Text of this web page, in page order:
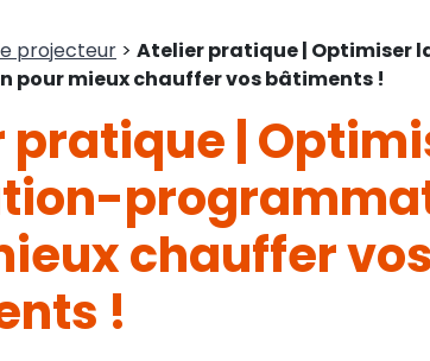
projecteur > Atelier pratique | Optimiser
pour mieux chauffer vos bâtiments !
pratique |
chauffer vos
!